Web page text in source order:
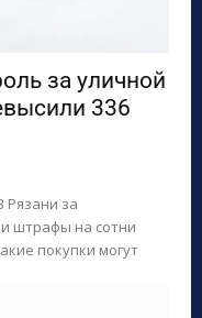
за уличной
336
Рязани за
штрафы на сотни
покупки могут